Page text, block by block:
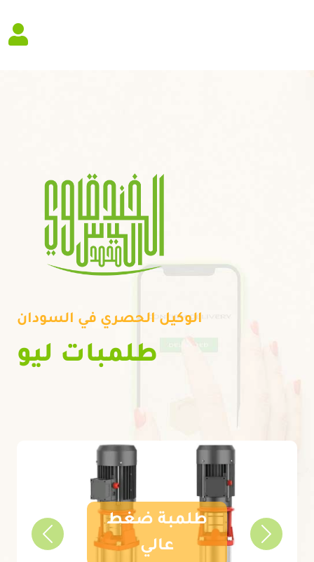
الوكيل الحصري في السودان
طلمبات ليو
طلمبة ضغط
عالي
Previous Next